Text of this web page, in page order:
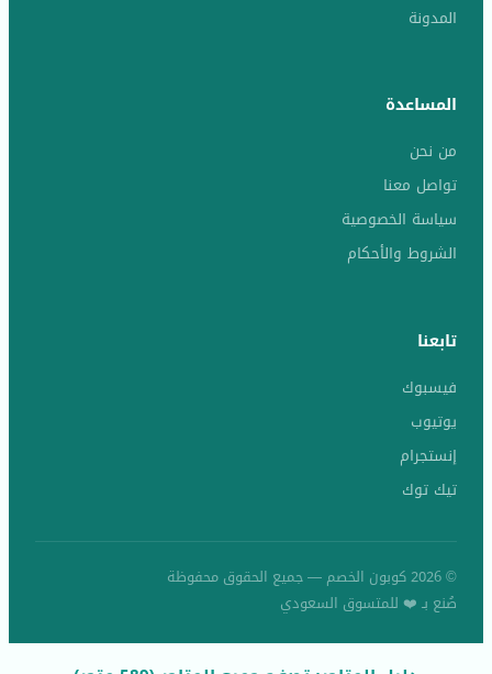
المدونة
المساعدة
من نحن
تواصل معنا
سياسة الخصوصية
الشروط والأحكام
تابعنا
فيسبوك
يوتيوب
إنستجرام
تيك توك
© 2026 كوبون الخصم — جميع الحقوق محفوظة
صُنع بـ ❤️ للمتسوق السعودي